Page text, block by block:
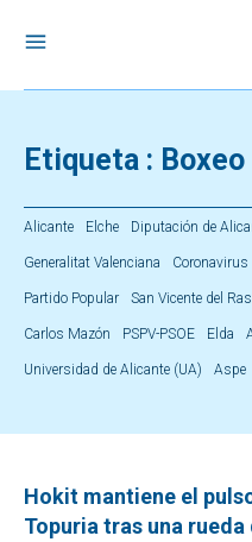
Etiqueta : Boxeo
Alicante Elche Diputación de
Generalitat Valenciana Coronavirus
Partido Popular San Vicente del
Carlos Mazón PSPV-PSOE Elda
Universidad de Alicante (UA) Aspe
Hokit mantiene el
Topuria tras una rueda